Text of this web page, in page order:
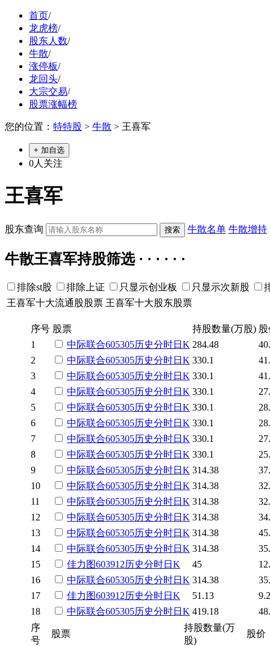
首页/
龙虎榜/
股东人数/
牛散/
涨停板/
龙回头/
大宗交易/
股票涨幅榜
您的位置： 特特股 > 牛散 > 王喜军
+ 加自选
0人关注
王喜军
股东查询 牛散名单 牛散增持
牛散王喜军持股筛选 · · · · · ·
排除st股 排除上证 只显示创业板 只显示次新股
王喜军十大流通股股票 王喜军十大股东股票
序号 股票 持股数量(万股)
1
中际联合605305历史分时日K 284.48
2
中际联合605305历史分时日K 330.1
3
中际联合605305历史分时日K 330.1
4
中际联合605305历史分时日K 330.1
5
中际联合605305历史分时日K 330.1
6
中际联合605305历史分时日K 330.1
7
中际联合605305历史分时日K 330.1
8
中际联合605305历史分时日K 330.1
9
中际联合605305历史分时日K 314.38
10
中际联合605305历史分时日K 314.38
11
中际联合605305历史分时日K 314.38
12
中际联合605305历史分时日K 314.38
13
中际联合605305历史分时日K 314.38
14
中际联合605305历史分时日K 314.38
15
佳力图603912历史分时日K 45
16
中际联合605305历史分时日K 314.38
17
佳力图603912历史分时日K 51.13
18
中际联合605305历史分时日K 419.18
序
号
股票
持股数量(万
股)
股价